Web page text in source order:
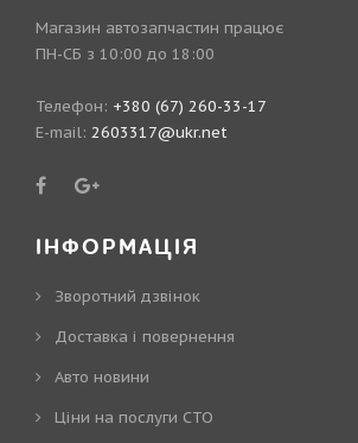
Магазин автозапчастин працює
ПН-СБ з 10:00 до 18:00
Телефон: +380 (67) 260-33-17
E-mail: 2603317@ukr.net
ІНФОРМАЦІЯ
Зворотний дзвінок
Доставка і повернення
Авто новини
Ціни на послуги СТО